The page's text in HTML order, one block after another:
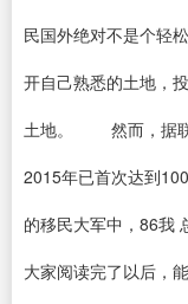
民国外绝对不是个
开自己熟悉的土地，
土地。 然而，据联
2015年已首次达到
的移民大军中，86我
大家阅读完了以后，